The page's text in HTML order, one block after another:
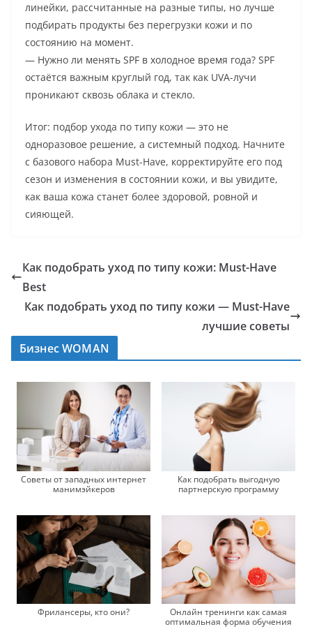
линейки, рассчитанные на разные типы, но лучше
подбирать продукты без перегрузки кожи и по
состоянию на момент.
— Нужно ли менять SPF в холодное время года? SPF
остаётся важным круглый год, так как UVA-лучи
проникают сквозь облака и стекло.
Итог: подбор ухода по типу кожи — это не
одноразовое решение, а системный подход. Начните
с базового набора Must-Have, корректируйте его под
сезон и изменения в состоянии кожи, и вы увидите,
как ваша кожа станет более здоровой, ровной и
сияющей.
Как подобрать уход по типу кожи: Must-Have
Best
Как подобрать уход по типу кожи — Must-Have
лучшие советы
Бизнес WOMAN
Советы от западных интернет
манимэйкеров
Как подобрать выгодную
партнерскую программу
Фрилансеры, кто они?
Онлайн тренинги как самая
оптимальная форма обучения